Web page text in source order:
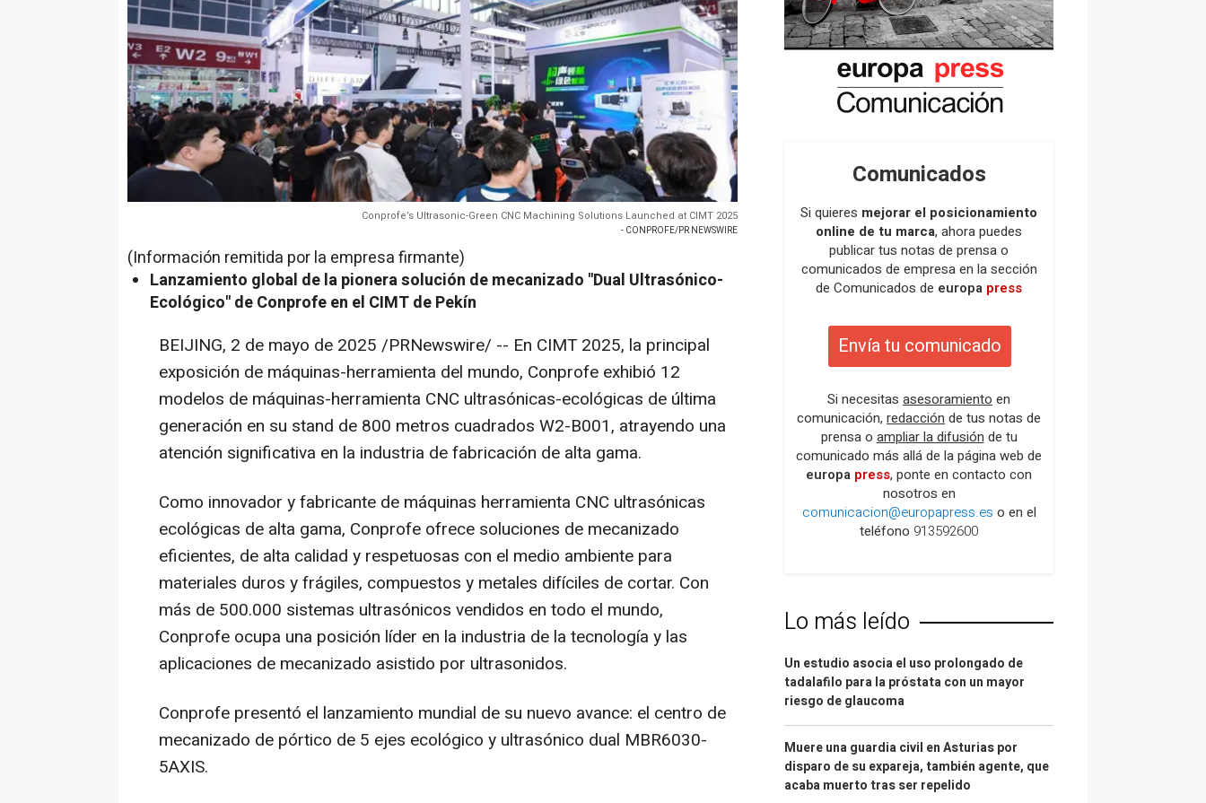
Conprofe’s Ultrasonic-Green CNC Machining Solutions Launched at CIMT 2025
- CONPROFE/PR NEWSWIRE
(Información remitida por la empresa firmante)
Lanzamiento global de la pionera solución de mecanizado "Dual Ultrasónico-
Ecológico" de Conprofe en el CIMT de Pekín
BEIJING, 2 de mayo de 2025 /PRNewswire/ -- En CIMT 2025, la principal
exposición de máquinas-herramienta del mundo, Conprofe exhibió 12
modelos de máquinas-herramienta CNC ultrasónicas-ecológicas de última
generación en su stand de 800 metros cuadrados W2-B001, atrayendo una
atención significativa en la industria de fabricación de alta gama.
Como innovador y fabricante de máquinas herramienta CNC ultrasónicas
ecológicas de alta gama, Conprofe ofrece soluciones de mecanizado
eficientes, de alta calidad y respetuosas con el medio ambiente para
materiales duros y frágiles, compuestos y metales difíciles de cortar. Con
más de 500.000 sistemas ultrasónicos vendidos en todo el mundo,
Conprofe ocupa una posición líder en la industria de la tecnología y las
aplicaciones de mecanizado asistido por ultrasonidos.
Conprofe presentó el lanzamiento mundial de su nuevo avance: el centro de
mecanizado de pórtico de 5 ejes ecológico y ultrasónico dual MBR6030-
5AXIS.
Comunicados
Si quieres mejorar el posicionamiento
online de tu marca, ahora puedes
publicar tus notas de prensa o
comunicados de empresa en la sección
de Comunicados de europa press
Envía tu comunicado
Si necesitas asesoramiento en
comunicación, redacción de tus notas de
prensa o ampliar la difusión de tu
comunicado más allá de la página web de
europa press, ponte en contacto con
nosotros en
comunicacion@europapress.es o en el
teléfono 913592600
Lo más leído
Un estudio asocia el uso prolongado de
tadalafilo para la próstata con un mayor
riesgo de glaucoma
Muere una guardia civil en Asturias por
disparo de su expareja, también agente, que
acaba muerto tras ser repelido